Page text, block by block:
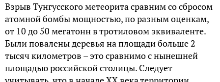
Взрыв Тунгусского метеорита сравним со сбросом
атомной бомбы мощностью, по разным оценкам,
от 10 до 50 мегатонн в тротиловом эквиваленте.
Были повалены деревья на площади больше 2
тысяч километров – это сравнимо с нынешней
площадью российской столицы. Следует